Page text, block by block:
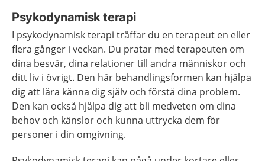
Psykodynamisk terapi
I psykodynamisk terapi träffar du en terapeut en eller
flera gånger i veckan. Du pratar med terapeuten om
dina besvär, dina relationer till andra människor och
ditt liv i övrigt. Den här behandlingsformen kan hjälpa
dig att lära känna dig själv och förstå dina problem.
Den kan också hjälpa dig att bli medveten om dina
behov och känslor och kunna uttrycka dem för
personer i din omgivning.